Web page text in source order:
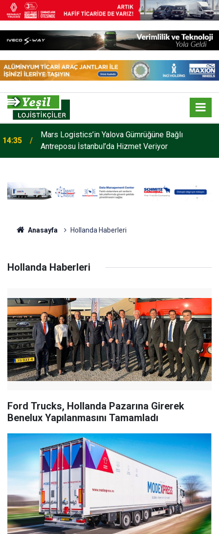
14:35
Mars Logistics’in Yalova Gümrüğüne Bağlı
Antreposu İstanbul’da Hizmet Veriyor
Anasayfa Hollanda Haberleri
Hollanda Haberleri
Ford Trucks, Hollanda Pazarına Girerek
Benelux Yapılanmasını Tamamladı